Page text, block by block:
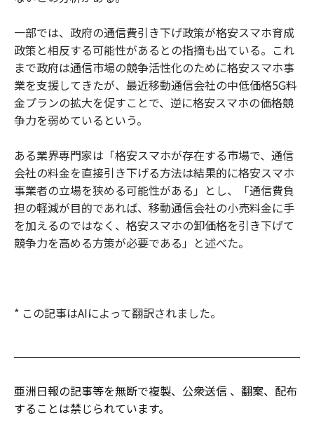
一部では、政府の通信費引き下げ政策が格安スマホ育成
政策と相反する可能性があるとの指摘も出ている。これ
まで政府は通信市場の競争活性化のために格安スマホ事
業を支援してきたが、最近移動通信会社の中低価格5G料
金プランの拡大を促すことで、逆に格安スマホの価格競
争力を弱めているという。
ある業界専門家は「格安スマホが存在する市場で、通信
会社の料金を直接引き下げる方法は結果的に格安スマホ
事業者の立場を狭める可能性がある」とし、「通信費負
担の軽減が目的であれば、移動通信会社の小売料金に手
を加えるのではなく、格安スマホの卸価格を引き下げて
競争力を高める方策が必要である」と述べた。
* この記事はAIによって翻訳されました。
亜洲日報の記事等を無断で複製、公衆送信 、翻案、配布
することは禁じられています。